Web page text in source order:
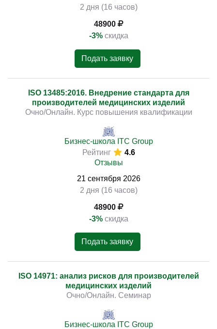
2 дня (16 часов)
48900
-3% скидка
Подать заявку
ISO 13485:2016. Внедрение стандарта для
производителей медицинских изделий
Очно/Онлайн. Курс повышения квалификации
Бизнес-школа ITC Group
Рейтинг
4.6
Отзывы
21 сентября 2026
2 дня (16 часов)
48900
-3% скидка
Подать заявку
ISO 14971: анализ рисков для производителей
медицинских изделий
Очно/Онлайн. Семинар
Бизнес-школа ITC Group